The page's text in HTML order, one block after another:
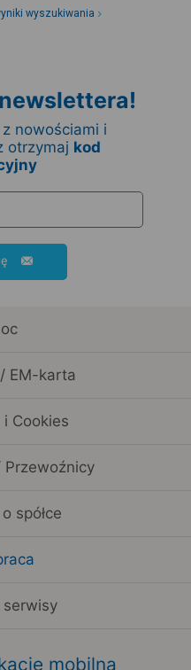
wyszukiwania
nowościami i
otrzymaj kod
EM-karta
i Cookies
Przewoźnicy
spółce
serwisy
mobilną